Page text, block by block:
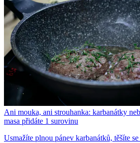
Ani mouka, ani strouhanka: karbanátky
masa přidáte 1 surovinu
Usmažíte plnou pánev karbanátků, těšíte